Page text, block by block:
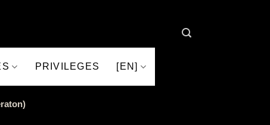
PRIVILEGES [EN]